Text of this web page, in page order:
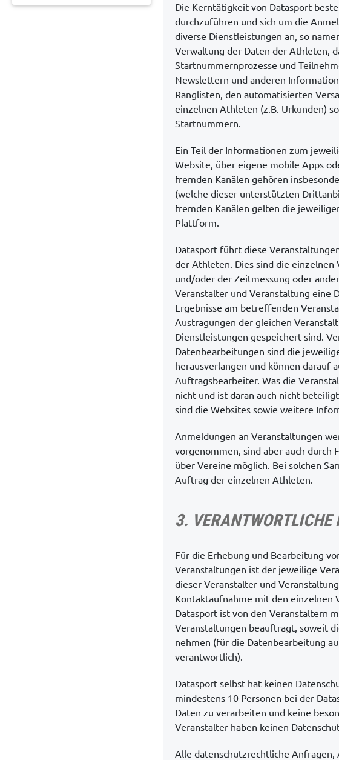
Die Kerntätigkeit von Datasport
durchzuführen und sich um die
diverse Dienstleistungen an, so
Verwaltung der Daten der Athleten,
Startnummernprozesse und
Newslettern und anderen
Ranglisten, den automatisierten
einzelnen Athleten (z.B. Urkunden)
Startnummern.
Ein Teil der Informationen zum
Website, über eigene mobile Apps
fremden Kanälen gehören
(welche dieser unterstützten
fremden Kanälen gelten die
Plattform.
Datasport führt diese
der Athleten. Dies sind die
und/oder der Zeitmessung oder
Veranstalter und Veranstaltung eine
Ergebnisse am betreffenden
Austragungen der gleichen
Dienstleistungen gespeichert sind.
Datenbearbeitungen sind die
herausverlangen und können darauf
Auftragsbearbeiter. Was die
nicht und ist daran auch nicht
sind die Websites sowie weitere
Anmeldungen an Veranstaltungen
vorgenommen, sind aber auch
über Vereine möglich. Bei solchen
Auftrag der einzelnen Athleten.
3. VERANTWORTLICHE
Für die Erhebung und Bearbeitung
Veranstaltungen ist der jeweilige
dieser Veranstalter und
Kontaktaufnahme mit den einzelnen
Datasport ist von den Veranstaltern
Veranstaltungen beauftragt, soweit
nehmen (für die Datenbearbeitung
verantwortlich).
Datasport selbst hat keinen
mindestens 10 Personen bei der
Daten zu verarbeiten und keine
Veranstalter haben keinen
Alle datenschutzrechtliche